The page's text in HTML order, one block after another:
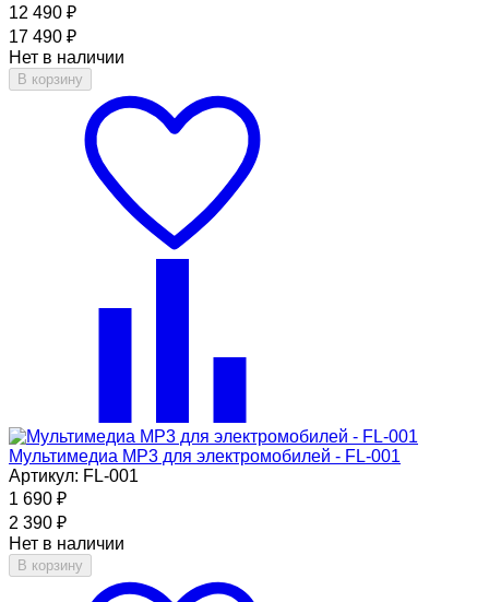
12 490 ₽
17 490 ₽
Нет в наличии
В корзину
Мультимедиа MP3 для электромобилей - FL-001
Артикул: FL-001
1 690 ₽
2 390 ₽
Нет в наличии
В корзину